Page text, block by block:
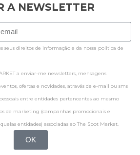
A NEWSLETTER
seus direitos de informação e da nossa politica de
a enviar-me newsletters, mensagens
ofertas e novidades, através de e-mail ou sms
entre entidades pertencentes ao mesmo
de marketing (campanhas promocionais e
entidades) associadas ao The Spot Market.
OK